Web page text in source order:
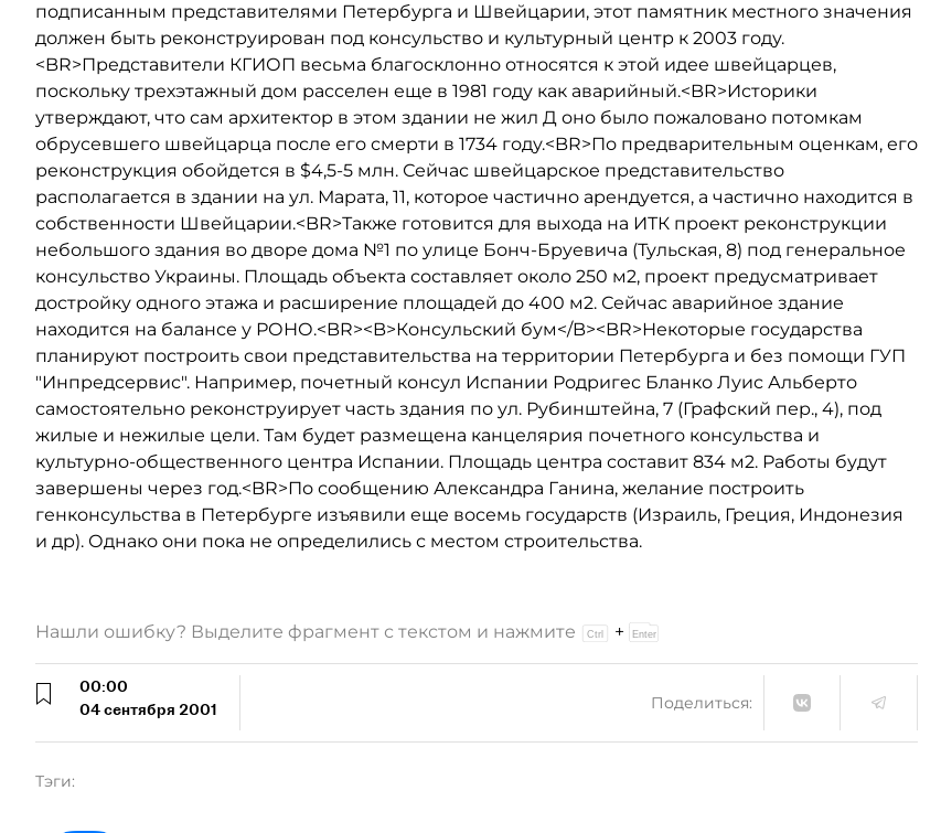
подписанным представителями Петербурга и Швейцарии, этот памятник местного значения
должен быть реконструирован под консульство и культурный центр к 2003 году.
<BR>Представители КГИОП весьма благосклонно относятся к этой идее швейцарцев,
поскольку трехэтажный дом расселен еще в 1981 году как аварийный.<BR>Историки
утверждают, что сам архитектор в этом здании не жил Д оно было пожаловано потомкам
обрусевшего швейцарца после его смерти в 1734 году.<BR>По предварительным оценкам, его
реконструкция обойдется в $4,5-5 млн. Сейчас швейцарское представительство
располагается в здании на ул. Марата, 11, которое частично арендуется, а частично находится в
собственности Швейцарии.<BR>Также готовится для выхода на ИТК проект реконструкции
небольшого здания во дворе дома №1 по улице Бонч-Бруевича (Тульская, 8) под генеральное
консульство Украины. Площадь объекта составляет около 250 м2, проект предусматривает
достройку одного этажа и расширение площадей до 400 м2. Сейчас аварийное здание
находится на балансе у РОНО.<BR><B>Консульский бум</B><BR>Некоторые государства
планируют построить свои представительства на территории Петербурга и без помощи ГУП
"Инпредсервис". Например, почетный консул Испании Родригес Бланко Луис Альберто
самостоятельно реконструирует часть здания по ул. Рубинштейна, 7 (Графский пер., 4), под
жилые и нежилые цели. Там будет размещена канцелярия почетного консульства и
культурно-общественного центра Испании. Площадь центра составит 834 м2. Работы будут
завершены через год.<BR>По сообщению Александра Ганина, желание построить
генконсульства в Петербурге изъявили еще восемь государств (Израиль, Греция, Индонезия
и др). Однако они пока не определились с местом строительства.
Нашли ошибку? Выделите фрагмент с текстом и нажмите +
00:00
04 сентября 2001
Поделиться:
Тэги: